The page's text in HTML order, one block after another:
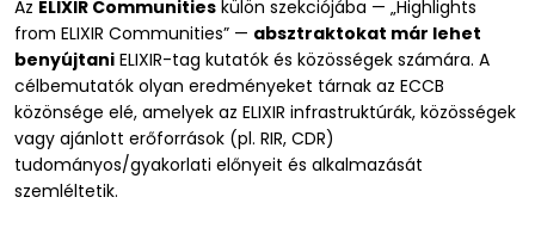
Az ELIXIR Communities külön szekciójába — „Highlights
from ELIXIR Communities” — absztraktokat már lehet
benyújtani ELIXIR-tag kutatók és közösségek számára. A
célbemutatók olyan eredményeket tárnak az ECCB
közönsége elé, amelyek az ELIXIR infrastruktúrák, közösségek
vagy ajánlott erőforrások (pl. RIR, CDR)
tudományos/gyakorlati előnyeit és alkalmazását
szemléltetik.